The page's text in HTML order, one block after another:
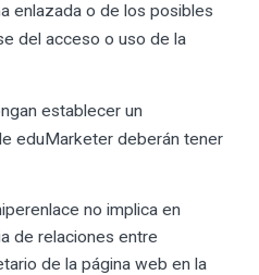
enlazada o de los posibles
del acceso o uso de la
establecer un
eduMarketer deberán tener
no implica en
de relaciones entre
de la página web en la